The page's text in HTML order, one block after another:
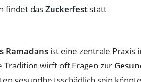
findet dasZuckerfeststatt
Ramadans ist eine zentrale Praxis
Tradition wirft oft Fragen zur
gesundheitsschädlich sein